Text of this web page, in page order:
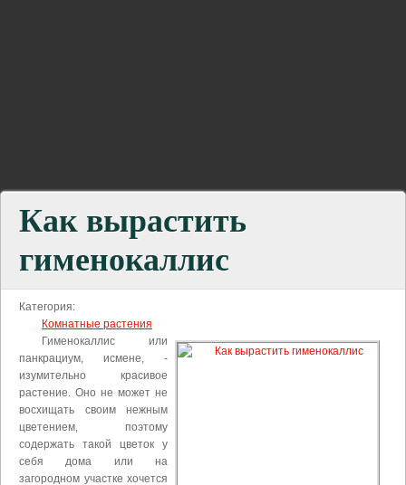
Как вырастить
гименокаллис
Категория:
Комнатные растения
Гименокаллис или
панкрациум, исмене, -
изумительно красивое
растение. Оно не может не
восхищать своим нежным
цветением, поэтому
содержать такой цветок у
себя дома или на
загородном участке хочется